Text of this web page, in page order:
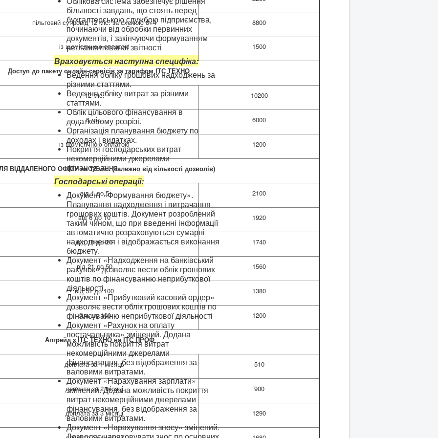
пільговий супровід 12 міс. за схемою 8+4 8800
із щомісячною оплатою 1500
Доступ до пакету онлайн-сервісів за тарифом ІТС ТЕХНО
12 міс. 10200
6 міс. 6000
із щомісячною оплатою 1200
ВІДДАЛЕНОГО ОФІСУ на 12 міс. (залежно від кількості дозволів)
від 1 до 5 2100
від 6 до 10 1920
від 11 до 20 1740
від 21 до 50 1560
від 51 до 100 1380
більше 100 1200
Апгрейд з ІТС ТЕХНО на ІТС ПРОФ
доплата за 1 місяць 510
доплата за 2 місяці 900
доплата за 3 місяці 1290
більшості завдань, що стоять перед
бухгалтерською службою підприємства,
починаючи від обробки первинних
документів, і закінчуючи формуванням
регламентованої звітності
Враховується наступна специфіка:
Ведення обліку грошових надходжень за
різними статтями.
Ведення обліку витрат за різними
статтями.
Облік цільового фінансування в
додатковому розрізі.
Організація планування бюджету по
доходах і видатках.
Покриття господарських витрат
некомерційними джерелами
фінансування
Господарські операції:
Документ «Формування бюджету».
Планування надходження і витрачання
грошових коштів. Документ розроблений
таким чином, що при введенні інформації
автоматично розраховуються сумарні
надходження і відображається виконання
бюджету.
Документ «Надходження на банківський
рахунок» дозволяє вести облік грошових
коштів по фінансуванню неприбуткової
діяльності.
Документ «Прибутковий касовий ордер»
дозволяє вести облік грошових коштів по
фінансуванню неприбуткової діяльності
Документ «Рахунок на оплату
постачальника» змінений. Додана
можливість покриття витрат
некомерційними джерелами
фінансування, без відображення за
валовими витратами.
Документ «Нарахування зарплати»
змінений. Додана можливість покриття
витрат некомерційними джерелами
фінансування, без відображення за
валовими витратами.
Документ «Нарахування зносу» змінений.